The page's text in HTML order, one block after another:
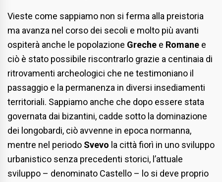
Vieste come sappiamo non si ferma alla preistoria
ma avanza nel corso dei secoli e molto più avanti
ospiterà anche le popolazione Greche e Romane e
ciò è stato possibile riscontrarlo grazie a centinaia di
ritrovamenti archeologici che ne testimoniano il
passaggio e la permanenza in diversi insediamenti
territoriali. Sappiamo anche che dopo essere stata
governata dai bizantini, cadde sotto la dominazione
dei longobardi, ciò avvenne in epoca normanna,
mentre nel periodo Svevo la città fiorì in uno sviluppo
urbanistico senza precedenti storici, l’attuale
sviluppo – denominato Castello – lo si deve proprio